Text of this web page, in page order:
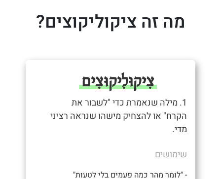
מה זה ציקוליקוצים?
צִיקוּלִיקוּצִים
1. מילה שנאמרת כדי "לשבור את
הקרח" או להצחיק מישהו שנראה רציני
מדי.
שימושים
- "לומר מהר כמה פעמים בלי לטעות"